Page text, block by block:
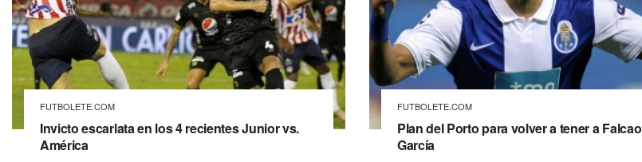
FUTBOLETE.COM
Invicto escarlata en los 4 recientes Junior vs.
América
FUTBOLETE.COM
Plan del Porto para volver a tener a Falcao
García